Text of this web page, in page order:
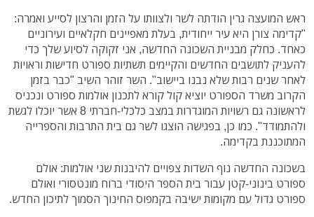
ראש המועצה גרין הודתה לשר ולצוותו על הזמן והרצון לסייע ואמרה:
"קדימה צורן היא עיר ייחודית, בעלת מאפיינים חקלאיים ועירוניים
כאחד. כחלק מבניית השכונה החדשה, אני זקוקה לסיוע שלך כדי
להעניק לתושבים החדשים והקיימים תשתיות ספורט חדישות וראויות
לאחר שנים רבות שלא נבנו ביישוב". השר זוהר השיב "כבר בזמן
הקרוב משרד הספורט יוציא קול קורא לתכנון אולמות ספורט ונכניס
לראשונה גם רשויות המוגדרות במצב כלכלי-חברתי 8 אשר יוכלו לגשת
ולהתמודד". כמו כן, בפגישה הוצגו לשר גם בית התרבות והספרייה
המתוכננת בקדימה.
בשכונה החדשה נוף השדות צפויים להיבנות שני אולמות: אולם
ספורט בינוני-קטן עבור בית הספר היסודי ברוח מונטסורי ואולם
ספורט גדול עם מקומות ישיבה בקמפוס החינוך הסמוך לתיכון החדש.